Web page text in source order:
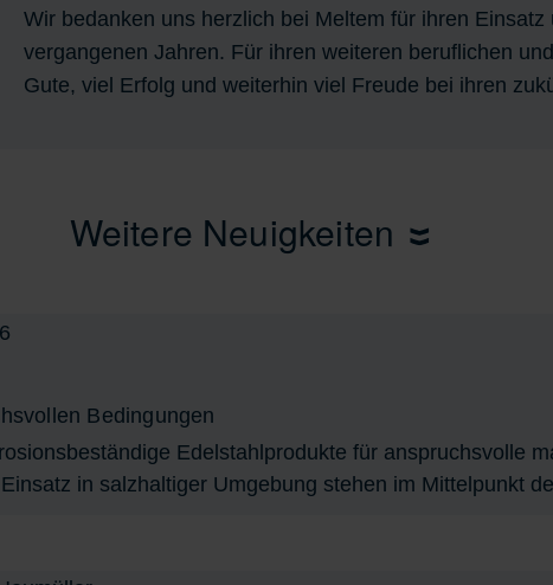
Wir bedanken uns herzlich bei Meltem für ihren
vergangenen Jahren. Für ihren weiteren beruflichen
Gute, viel Erfolg und weiterhin viel Freude bei ihren
Weitere Neuigkeiten
Bedingungen
Edelstahlprodukte für anspruchsvolle
in salzhaltiger Umgebung stehen im Mittelpunkt